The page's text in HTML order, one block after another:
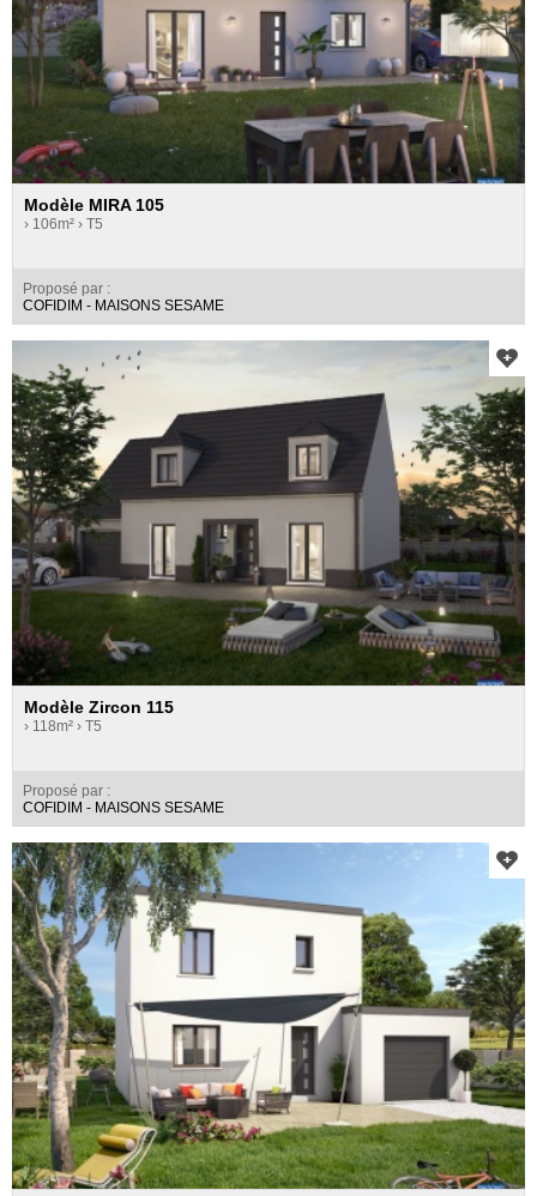
Modèle MIRA 105
› 106m² › T5
Proposé par :
COFIDIM - MAISONS SESAME
Modèle Zircon 115
› 118m² › T5
Proposé par :
COFIDIM - MAISONS SESAME